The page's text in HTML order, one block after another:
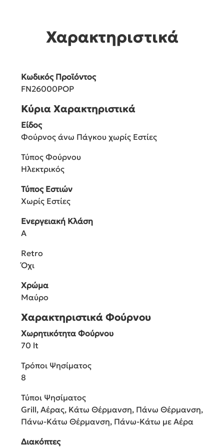
Χαρακτηριστικά
Κωδικός Προϊόντος
FN26000POP
Κύρια Χαρακτηριστικά
Είδος
Φούρνος άνω Πάγκου χωρίς Εστίες
Τύπος Φούρνου
Ηλεκτρικός
Τύπος Εστιών
Χωρίς Εστίες
Ενεργειακή Κλάση
A
Retro
Όχι
Χρώμα
Μαύρο
Χαρακτηριστικά Φούρνου
Χωρητικότητα Φούρνου
70 lt
Τρόποι Ψησίματος
8
Τύποι Ψησίματος
Grill, Αέρας, Κάτω Θέρμανση, Πάνω Θέρμανση,
Πάνω-Κάτω Θέρμανση, Πάνω-Κάτω με Αέρα
Διακόπτες